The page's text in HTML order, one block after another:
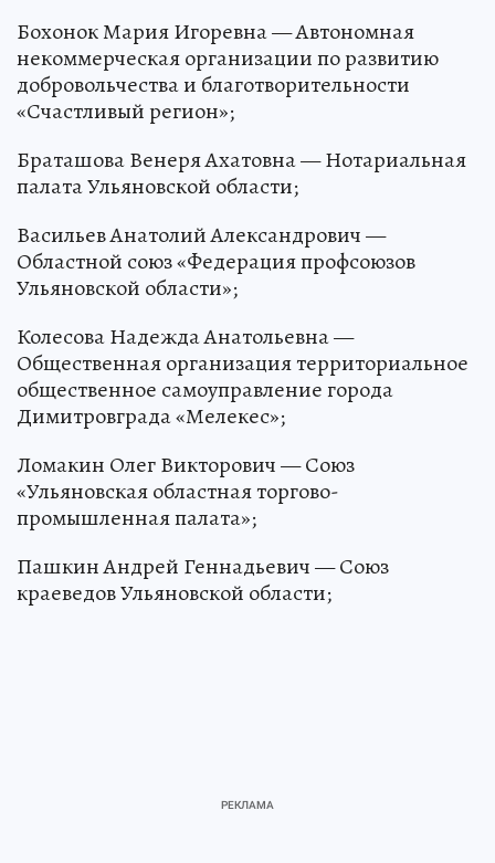
Бохонок Мария Игоревна — Автономная
некоммерческая организации по развитию
добровольчества и благотворительности
«Счастливый регион»;
Браташова Венеря Ахатовна — Нотариальная
палата Ульяновской области;
Васильев Анатолий Александрович —
Областной союз «Федерация профсоюзов
Ульяновской области»;
Колесова Надежда Анатольевна —
Общественная организация территориальное
общественное самоуправление города
Димитровграда «Мелекес»;
Ломакин Олег Викторович — Союз
«Ульяновская областная торгово-
промышленная палата»;
Пашкин Андрей Геннадьевич — Союз
краеведов Ульяновской области;